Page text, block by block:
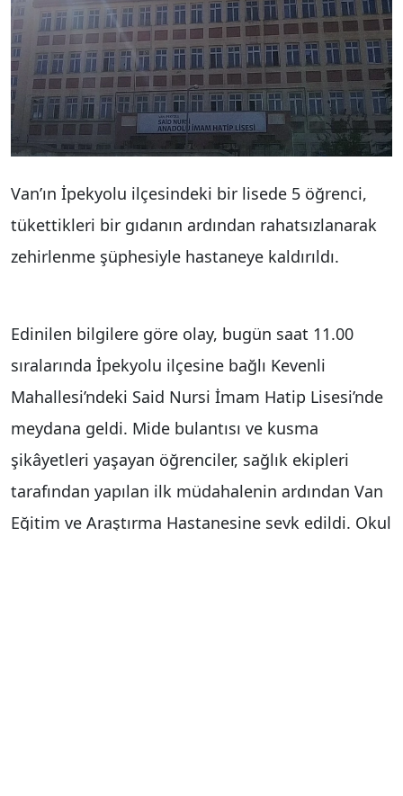
Van’ın İpekyolu ilçesindeki bir lisede 5 öğrenci,
tükettikleri bir gıdanın ardından rahatsızlanarak
zehirlenme şüphesiyle hastaneye kaldırıldı.
Edinilen bilgilere göre olay, bugün saat 11.00
sıralarında İpekyolu ilçesine bağlı Kevenli
Mahallesi’ndeki Said Nursi İmam Hatip Lisesi’nde
meydana geldi. Mide bulantısı ve kusma
şikâyetleri yaşayan öğrenciler, sağlık ekipleri
tarafından yapılan ilk müdahalenin ardından Van
Eğitim ve Araştırma Hastanesine sevk edildi. Okul